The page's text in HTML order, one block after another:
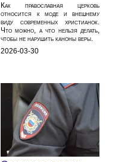
Как православная церковь
относится к моде и внешнему
виду современных христианок.
Что можно, а что нельзя делать,
чтобы не нарушить каноны веры.
2026-03-30